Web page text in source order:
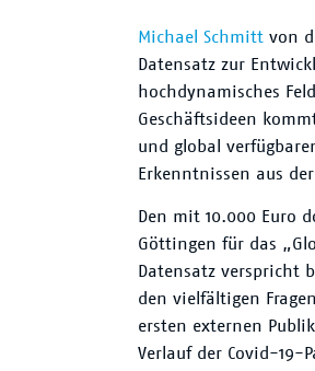
Michael Schmitt von
Datensatz zur
hochdynamisches
Geschäftsideen
und global
Erkenntnissen aus
Den mit 10.000 Euro
Göttingen für das
Datensatz verspricht
den vielfältigen
ersten externen
Verlauf der Covid-19-